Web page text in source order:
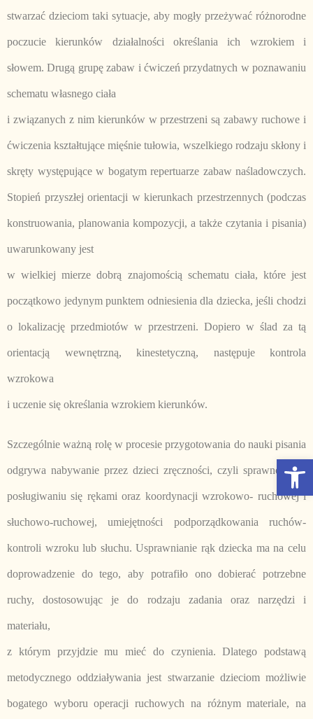
Otwórz Pasek narzędzi
stwarzać dzieciom taki sytuacje, aby mogły przeżywać różnorodne
poczucie kierunków działalności określania ich wzrokiem i
słowem. Drugą grupę zabaw i ćwiczeń przydatnych w poznawaniu
schematu własnego ciała
i związanych z nim kierunków w przestrzeni są zabawy ruchowe i
ćwiczenia kształtujące mięśnie tułowia, wszelkiego rodzaju skłony i
skręty występujące w bogatym repertuarze zabaw naśladowczych.
Stopień przyszłej orientacji w kierunkach przestrzennych (podczas
konstruowania, planowania kompozycji, a także czytania i pisania)
uwarunkowany jest
w wielkiej mierze dobrą znajomością schematu ciała, które jest
początkowo jedynym punktem odniesienia dla dziecka, jeśli chodzi
o lokalizację przedmiotów w przestrzeni. Dopiero w ślad za tą
orientacją wewnętrzną, kinestetyczną, następuje kontrola
wzrokowa
i uczenie się określania wzrokiem kierunków.
Szczególnie ważną rolę w procesie przygotowania do nauki pisania
odgrywa nabywanie przez dzieci zręczności, czyli sprawności w
posługiwaniu się rękami oraz koordynacji wzrokowo- ruchowej i
słuchowo-ruchowej, umiejętności podporządkowania ruchów-
kontroli wzroku lub słuchu. Usprawnianie rąk dziecka ma na celu
doprowadzenie do tego, aby potrafiło ono dobierać potrzebne
ruchy, dostosowując je do rodzaju zadania oraz narzędzi i
materiału,
z którym przyjdzie mu mieć do czynienia. Dlatego podstawą
metodycznego oddziaływania jest stwarzanie dzieciom możliwie
bogatego wyboru operacji ruchowych na różnym materiale, na